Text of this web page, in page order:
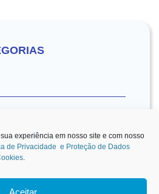
experiência em nosso site e com nosso
de Privacidade e Proteção de Dados
.
Aceitar